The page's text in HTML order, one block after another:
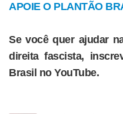
APOIE O PLANTÃO
Se você quer ajudar
direita fascista,
Brasil no YouTube.